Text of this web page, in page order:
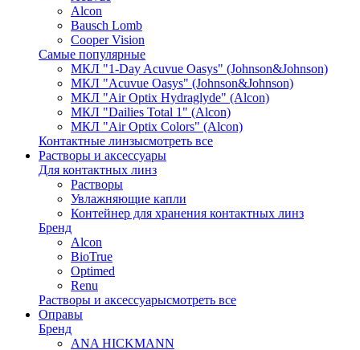
Alcon
Bausch Lomb
Cooper Vision
Самые популярные
МКЛ "1-Day Acuvue Oasys" (Johnson&Johnson)
МКЛ "Acuvue Oasys" (Johnson&Johnson)
МКЛ "Air Optix Hydraglyde" (Alcon)
МКЛ "Dailies Total 1" (Alcon)
МКЛ "Air Optix Colors" (Alcon)
Контактные линзысмотреть все
Растворы и аксессуары
Для контактных линз
Растворы
Увлажняющие капли
Контейнер для хранения контактных линз
Бренд
Alcon
BioTrue
Optimed
Renu
Растворы и аксессуарысмотреть все
Оправы
Бренд
ANA HICKMANN